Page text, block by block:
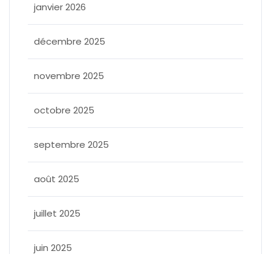
janvier 2026
décembre 2025
novembre 2025
octobre 2025
septembre 2025
août 2025
juillet 2025
juin 2025